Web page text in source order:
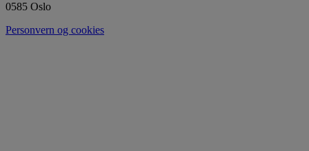
0585 Oslo
Personvern og cookies